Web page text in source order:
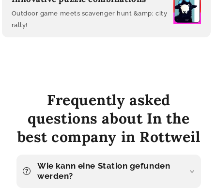
Outdoor game meets scavenger hunt &amp; city
rally!
Frequently asked
questions about In the
best company in Rottweil
Wie kann eine Station gefunden
werden?